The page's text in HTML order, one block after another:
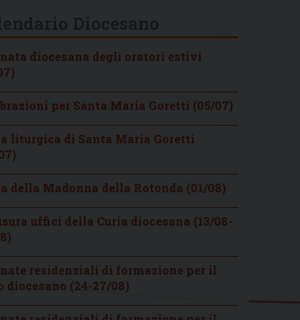
diocesana degli oratori estivi
per Santa Maria Goretti (05/07)
liturgica di Santa Maria Goretti
della Madonna della Rotonda (01/08)
uffici della Curia diocesana (13/08-
residenziali di formazione per il
diocesano (24-27/08)